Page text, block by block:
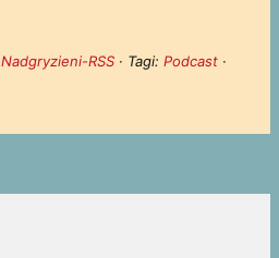
Nadgryzieni-RSS· Tagi: Podcast·